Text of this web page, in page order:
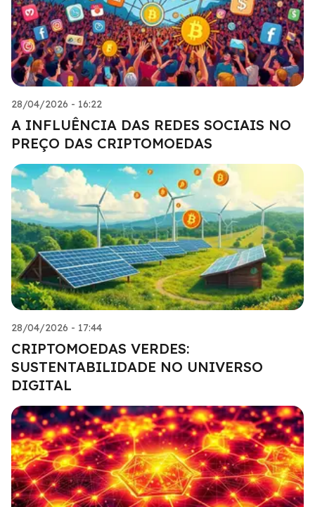
28/04/2026 - 16:22
A INFLUÊNCIA DAS REDES SOCIAIS NO
PREÇO DAS CRIPTOMOEDAS
28/04/2026 - 17:44
CRIPTOMOEDAS VERDES:
SUSTENTABILIDADE NO UNIVERSO
DIGITAL